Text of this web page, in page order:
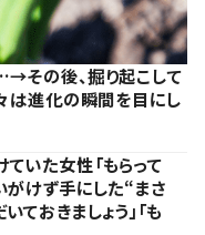
その後、掘り起こして
は進化の瞬間を目にし
いた女性「もらって
がけず手にした“まさ
ておきましょう」「も